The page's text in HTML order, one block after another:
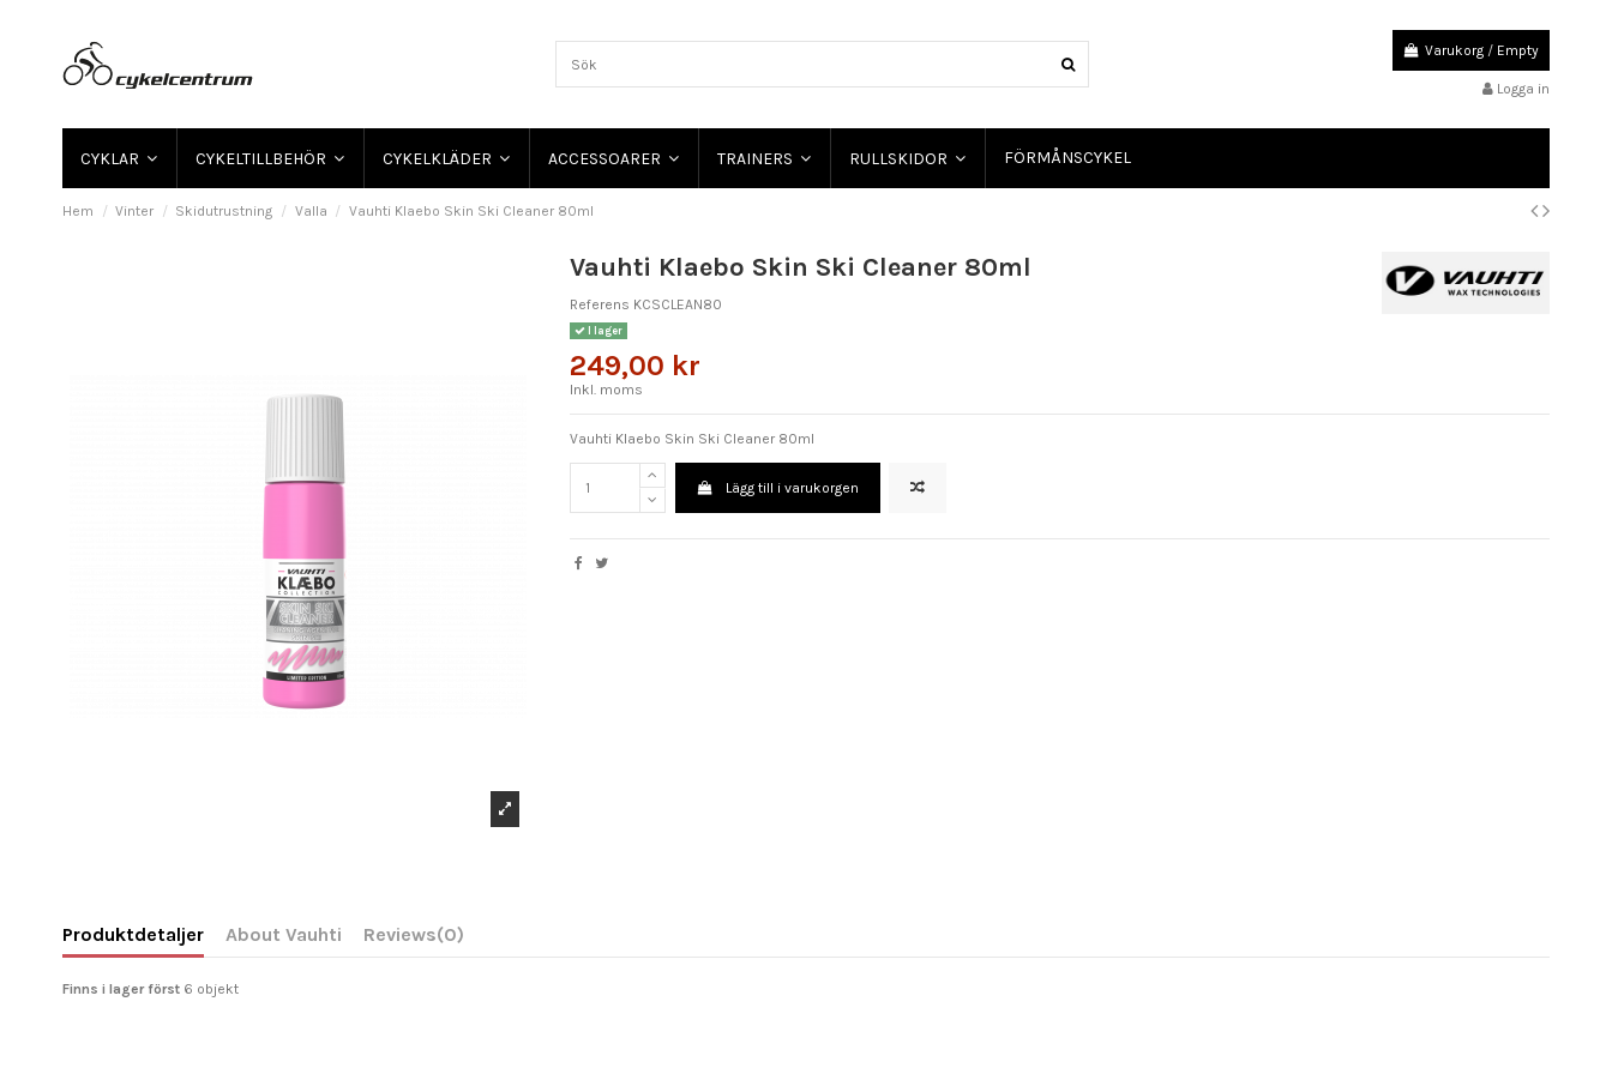
Varukorg / Empty
Logga in
CYKLAR CYKELTILLBEHÖR CYKELKLÄDER ACCESSOARER TRAINERS RULLSKIDOR FÖRMÅNSCYKEL
Hem Vinter Skidutrustning Valla Vauhti Klaebo Skin Ski Cleaner 80ml
Vauhti Klaebo Skin Ski Cleaner 80ml
Referens KCSCLEAN80
I lager
249,00 kr
Inkl. moms
Vauhti Klaebo Skin Ski Cleaner 80ml
Lägg till i varukorgen
Produktdetaljer About Vauhti Reviews(0)
Finns i lager först 6 objekt